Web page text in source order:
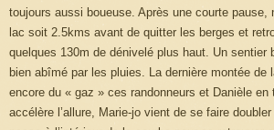
toujours aussi boueuse. Après une courte pause,
lac soit 2.5kms avant de quitter les berges et
quelques 130m de dénivelé plus haut. Un sentier
bien abîmé par les pluies. La dernière montée de
encore du « gaz » ces randonneurs et Danièle en
accélère l’allure, Marie-jo vient de se faire